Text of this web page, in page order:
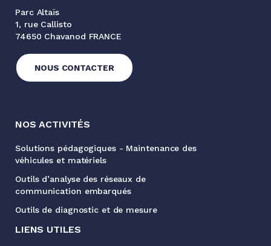
Parc Altaïs
1, rue Callisto
74650 Chavanod FRANCE
NOUS CONTACTER
NOS ACTIVITÉS
Solutions pédagogiques - Maintenance des
véhicules et matériels
Outils d’analyse des réseaux de
communication embarqués
Outils de diagnostic et de mesure
LIENS UTILES